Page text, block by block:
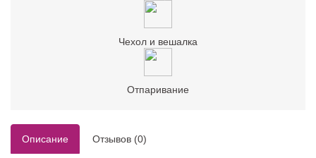
Чехол и вешалка
Отпаривание
Описание Отзывов (0)